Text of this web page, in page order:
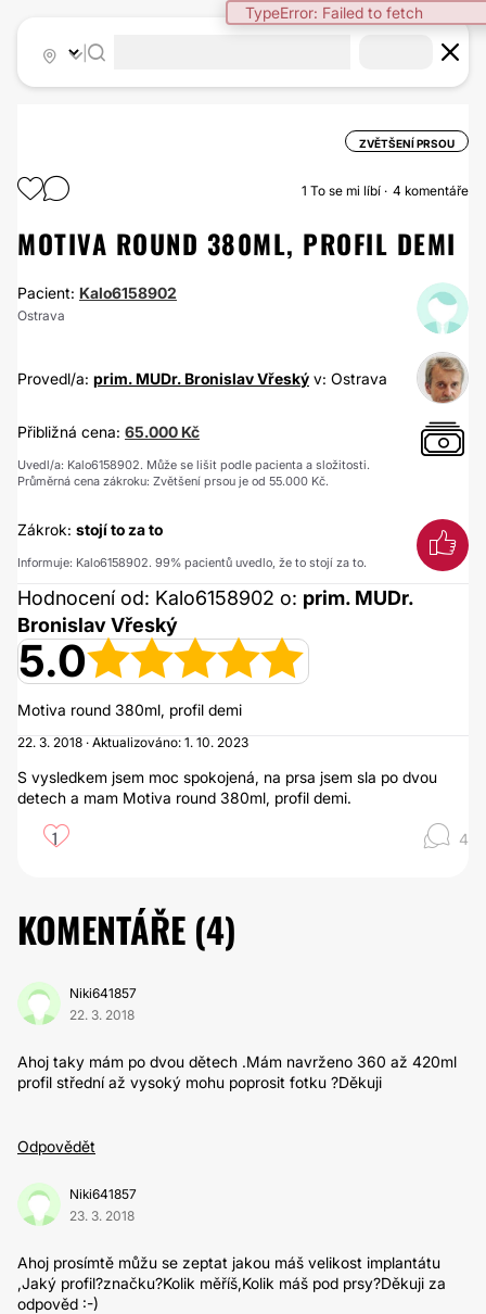
TypeError: Failed to fetch
ZVĚTŠENÍ PRSOU
1 To se mi líbí 4 komentáře
MOTIVA ROUND 380ML, PROFIL DEMI
Pacient: Kalo6158902
Ostrava
Provedl/a: prim. MUDr. Bronislav Vřeský v: Ostrava
Přibližná cena: 65.000 Kč
Uvedl/a: Kalo6158902. Může se lišit podle pacienta a složitosti.
Průměrná cena zákroku: Zvětšení prsou je od 55.000 Kč.
Zákrok: stojí to za to
Informuje: Kalo6158902. 99% pacientů uvedlo, že to stojí za to.
Hodnocení od: Kalo6158902 o: prim. MUDr.
Bronislav Vřeský
5.0
Motiva round 380ml, profil demi
22. 3. 2018 · Aktualizováno: 1. 10. 2023
S vysledkem jsem moc spokojená, na prsa jsem sla po dvou
detech a mam Motiva round 380ml, profil demi.
1 4
KOMENTÁŘE (4)
Niki641857
22. 3. 2018
Ahoj taky mám po dvou dětech .Mám navrženo 360 až 420ml
profil střední až vysoký mohu poprosit fotku ?Děkuji
Odpovědět
Niki641857
23. 3. 2018
Ahoj prosímtě můžu se zeptat jakou máš velikost implantátu
,Jaký profil?značku?Kolik měříš,Kolik máš pod prsy?Děkuji za
odpověd :-)